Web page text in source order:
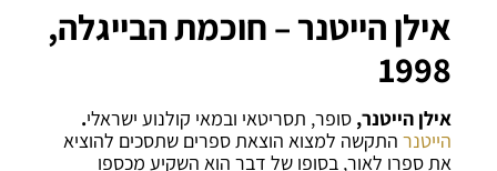
אילן הייטנר – חוכמת הבייגלה,
1998
אילן הייטנר,סופר, תסריטאי ובמאי קולנוע ישראלי.
הייטנר התקשה למצוא הוצאת ספרים שתסכים להוציא
את ספרו לאור, בסופו של דבר הוא השקיע מכספו